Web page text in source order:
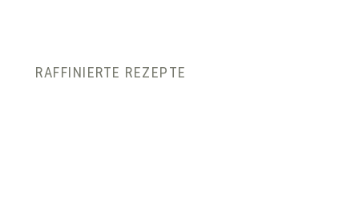
RAFFINIERTE REZEPTE